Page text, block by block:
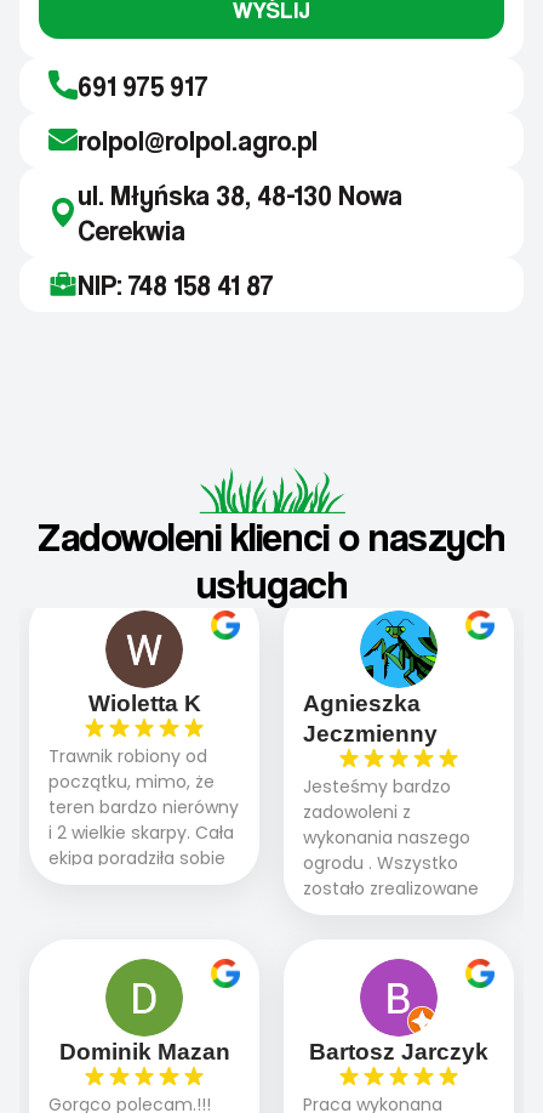
WYŚLIJ
691 975 917
rolpol@rolpol.agro.pl
ul. Młyńska 38, 48-130 Nowa
Cerekwia
NIP: 748 158 41 87
Zadowoleni klienci o naszych
usługach
Wioletta K
Trawnik robiony od
początku, mimo, że
teren bardzo nierówny
i 2 wielkie skarpy. Cała
ekipa poradziła sobie
WSPANIALE od
panowie wiedzą co
robią. Wszystko poszło
sprawnie i szybko.
Doradztwo w
pielęgnacji trawnika
teraz i na późniejszym
Agnieszka
Jeczmienny
Jesteśmy bardzo
zadowoleni z
wykonania naszego
ogrodu . Wszystko
zostało zrealizowane
fachowo, rzetelnie i
oczekiwaniami. Prace
przebiegały sprawnie
dzięki temu,że firma
działa kompleksowo :
ogrodnictwo,nawodnienie,
brukarstwo.Efekt
Dominik Mazan
Gorąco polecam.!!!
Bartosz Jarczyk
Praca wykonana